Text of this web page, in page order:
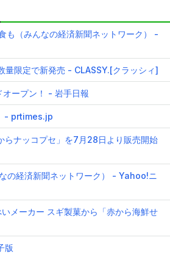
も（みんなの経済新聞ネットワーク） -
量限定で新発売 - CLASSY.[クラッシィ]
オープン！ - 岩手日報
- prtimes.jp
らナッコプセ」を7月28日より販売開始
の経済新聞ネットワーク） - Yahoo!ニ
メーカー スギ製菓から「赤から海鮮せ
版